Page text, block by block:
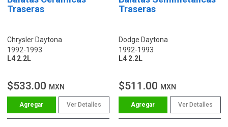
Traseras
Chrysler Daytona
1992-1993
L4 2.2L
$533.00 MXN
Ver Detalles
Traseras
Dodge Daytona
1992-1993
L4 2.2L
$511.00 MXN
Ver Detalles